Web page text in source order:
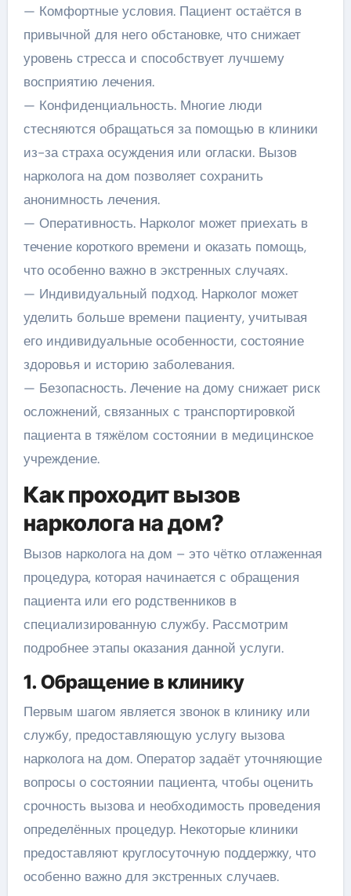
— Комфортные условия. Пациент остаётся в
привычной для него обстановке, что снижает
уровень стресса и способствует лучшему
восприятию лечения.
— Конфиденциальность. Многие люди
стесняются обращаться за помощью в клиники
из-за страха осуждения или огласки. Вызов
нарколога на дом позволяет сохранить
анонимность лечения.
— Оперативность. Нарколог может приехать в
течение короткого времени и оказать помощь,
что особенно важно в экстренных случаях.
— Индивидуальный подход. Нарколог может
уделить больше времени пациенту, учитывая
его индивидуальные особенности, состояние
здоровья и историю заболевания.
— Безопасность. Лечение на дому снижает риск
осложнений, связанных с транспортировкой
пациента в тяжёлом состоянии в медицинское
учреждение.
Как проходит вызов
нарколога на дом?
Вызов нарколога на дом – это чётко отлаженная
процедура, которая начинается с обращения
пациента или его родственников в
специализированную службу. Рассмотрим
подробнее этапы оказания данной услуги.
1. Обращение в клинику
Первым шагом является звонок в клинику или
службу, предоставляющую услугу вызова
нарколога на дом. Оператор задаёт уточняющие
вопросы о состоянии пациента, чтобы оценить
срочность вызова и необходимость проведения
определённых процедур. Некоторые клиники
предоставляют круглосуточную поддержку, что
особенно важно для экстренных случаев.